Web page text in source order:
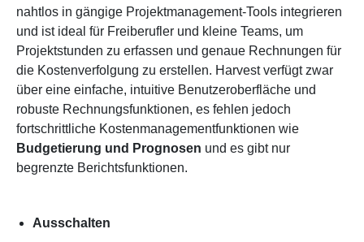
nahtlos in gängige Projektmanagement-Tools integrieren
und ist ideal für Freiberufler und kleine Teams, um
Projektstunden zu erfassen und genaue Rechnungen für
die Kostenverfolgung zu erstellen. Harvest verfügt zwar
über eine einfache, intuitive Benutzeroberfläche und
robuste Rechnungsfunktionen, es fehlen jedoch
fortschrittliche Kostenmanagementfunktionen wie
Budgetierung und Prognosen und es gibt nur
begrenzte Berichtsfunktionen.
Ausschalten